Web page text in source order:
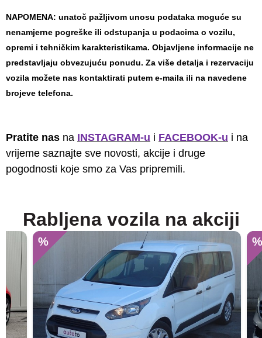
NAPOMENA: unatoč pažljivom unosu podataka moguće su
nenamjerne pogreške ili odstupanja u podacima o vozilu,
opremi i tehničkim karakteristikama. Objavljene informacije ne
predstavljaju obvezujuću ponudu. Za više detalja i rezervaciju
vozila možete nas kontaktirati putem e-maila ili na navedene
brojeve telefona.
Pratite nas na INSTAGRAM-u i FACEBOOK-u i na
vrijeme saznajte sve novosti, akcije i druge
pogodnosti koje smo za Vas pripremili.
Rabljena vozila na akciji
%